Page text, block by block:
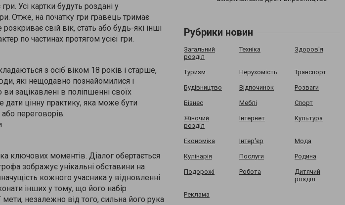
Усі картки будуть роздані у
Отже, на початку гри гравець тримає
свій вік, стать або будь-які інші
по частинах протягом усієї гри.
з осіб віком 18 років і старше,
які нещодавно познайомилися і
зацікавлені в поліпшенні своїх
дати цінну практику, яка може бути
переговорів.
ключових моментів. Діалог обертається
зображує унікальні обставини на
кожного учасника у відновленні
інших у тому, що його набір
незалежно від того, сильна його рука
Рубрики новин
Загальний
розділ
Техніка Здоров'я
Туризм Нерухомість Транспорт
Будівництво Відпочинок Розваги
Бізнес Меблі Спорт
Жіночий
розділ
Інтернет Культура
Економіка Інтер'єр Мода
Кулінарія Послуги Родина
Подорожі Робота
Дитячий
розділ
Реклама